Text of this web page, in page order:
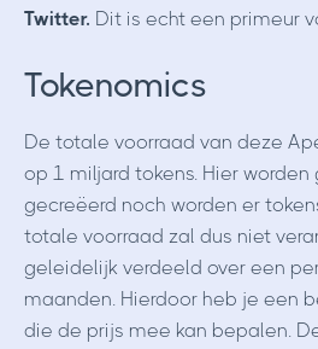
Twitter. Dit is echt een primeur
Tokenomics
De totale voorraad van deze
op 1 miljard tokens. Hier worden
gecreëerd noch worden er
totale voorraad zal dus niet
geleidelijk verdeeld over een
maanden. Hierdoor heb je een
die de prijs mee kan bepalen.